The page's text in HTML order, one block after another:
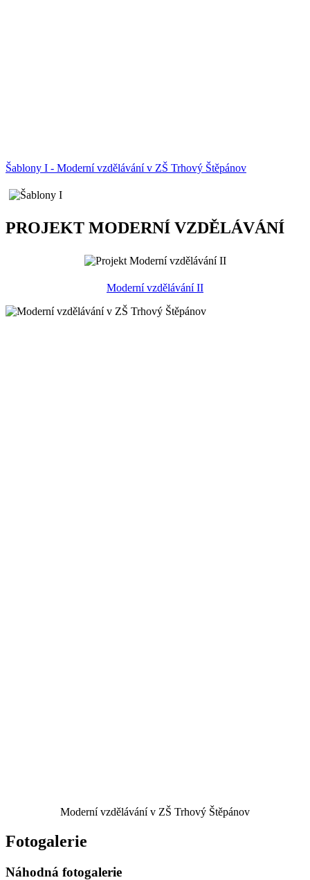
Šablony I - Moderní vzdělávání v ZŠ Trhový Štěpánov
PROJEKT MODERNÍ VZDĚLÁVÁNÍ
Moderní vzdělávání II
Moderní vzdělávání v ZŠ Trhový Štěpánov
Fotogalerie
Náhodná fotogalerie